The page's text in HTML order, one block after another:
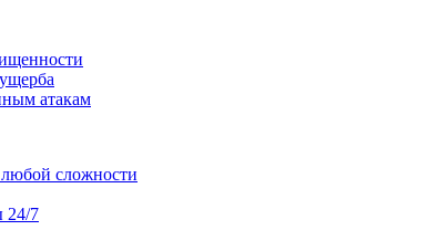
атакам
сложности
24/7